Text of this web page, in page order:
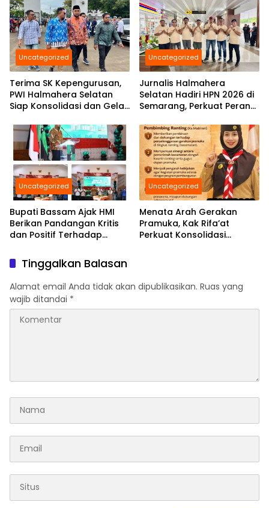
Uncategorized
Terima SK Kepengurusan,
PWI Halmahera Selatan
Siap Konsolidasi dan Gelar
Ramadhan
Uncategorized
Jurnalis Halmahera
Selatan Hadiri HPN 2026 di
Semarang, Perkuat Peran
Nasional
Uncategorized
Bupati Bassam Ajak HMI
Berikan Pandangan Kritis
dan Positif Terhadap
Daerah Yang Di Hadapi
Bersama
Uncategorized
Menata Arah Gerakan
Pramuka, Kak Rifa’at
Perkuat Konsolidasi
Tinggalkan Balasan
Alamat email Anda tidak akan dipublikasikan. Ruas yang
wajib ditandai *